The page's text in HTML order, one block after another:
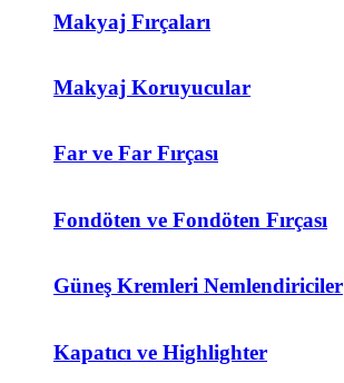
Makyaj Fırçaları
Makyaj Koruyucular
Far ve Far Fırçası
Fondöten ve Fondöten Fırçası
Güneş Kremleri Nemlendiriciler
Kapatıcı ve Highlighter